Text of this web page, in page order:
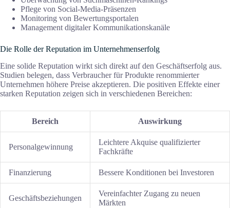
Pflege von Social-Media-Präsenzen
Monitoring von Bewertungsportalen
Management digitaler Kommunikationskanäle
Die Rolle der Reputation im Unternehmenserfolg
Eine solide Reputation wirkt sich direkt auf den Geschäftserfolg aus.
Studien belegen, dass Verbraucher für Produkte renommierter
Unternehmen höhere Preise akzeptieren. Die positiven Effekte einer
starken Reputation zeigen sich in verschiedenen Bereichen:
Bereich Auswirkung
Personalgewinnung
Leichtere Akquise qualifizierter
Fachkräfte
Finanzierung Bessere Konditionen bei Investoren
Geschäftsbeziehungen
Vereinfachter Zugang zu neuen
Märkten